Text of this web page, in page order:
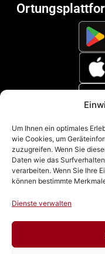
Um Ihnen ein optimales
wie Cookies, um
zuzugreifen. Wenn Sie
Daten wie das
verarbeiten. Wenn Sie Ihre
können bestimmte
Dienste verwalten
Impressum|